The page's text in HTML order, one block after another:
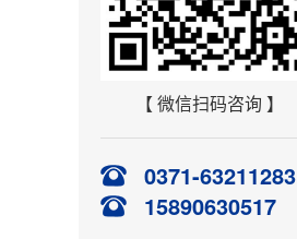
【 微信扫码咨询 】
0371-63211283
15890630517